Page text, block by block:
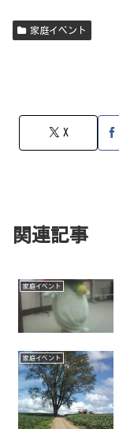
家庭イベント
X
関連記事
家庭イベント
家庭イベント